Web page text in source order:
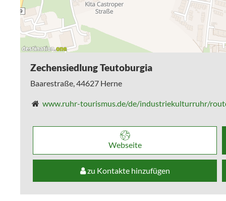
Zechensiedlung Teutoburgia
Baarestraße,44627 Herne
www.ruhr-tourismus.de/de/industriekulturruhr/route-der-
Webseite
zu Kontakte hinzufügen